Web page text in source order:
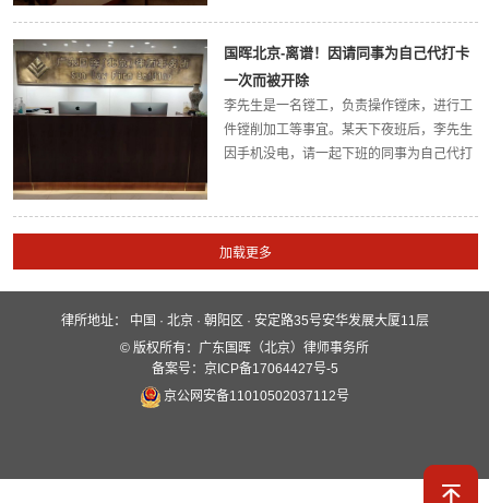
约金的理由，渠女士请到我所律师，维护她
的合法权益。...
国晖北京-离谱！因请同事为自己代打卡
一次而被开除
李先生是一名镗工，负责操作镗床，进行工
件镗削加工等事宜。某天下夜班后，李先生
因手机没电，请一起下班的同事为自己代打
己的优势地位...
律所地址： 中国 · 北京 · 朝阳区 · 安定路35号安华发展大厦11层
业务领域 国晖团队
新闻动态 案例分析
© 版权所有：广东国晖（北京）律师事务所
备案号：京ICP备17064427号-5
京公网安备11010502037112号